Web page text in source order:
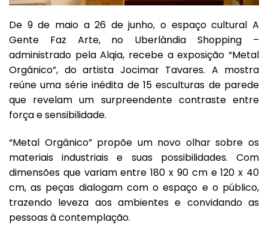
De 9 de maio a 26 de junho, o espaço cultural A
Gente Faz Arte, no Uberlândia Shopping –
administrado pela Alqia, recebe a exposição “Metal
Orgânico”, do artista Jocimar Tavares. A mostra
reúne uma série inédita de 15 esculturas de parede
que revelam um surpreendente contraste entre
força e sensibilidade.
“Metal Orgânico” propõe um novo olhar sobre os
materiais industriais e suas possibilidades. Com
dimensões que variam entre 180 x 90 cm e 120 x 40
cm, as peças dialogam com o espaço e o público,
trazendo leveza aos ambientes e convidando as
pessoas à contemplação.